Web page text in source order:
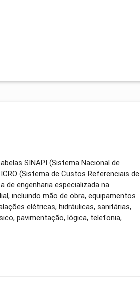
SINAPI (Sistema Nacional de
(Sistema de Custos Referenciais de
de engenharia especializada na
incluindo mão de obra, equipamentos
elétricas, hidráulicas, sanitárias,
pavimentação, lógica, telefonia,